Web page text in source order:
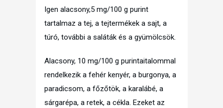
Igen alacsony,5 mg/100 g purint
tartalmaz a tej, a tejtermékek a sajt, a
túró, további a saláták és a gyümölcsök.
Alacsony, 10 mg/100 g purintaitalommal
rendelkezik a fehér kenyér, a burgonya, a
paradicsom, a főzőtök, a karalábé, a
sárgarépa, a retek, a cékla. Ezeket az